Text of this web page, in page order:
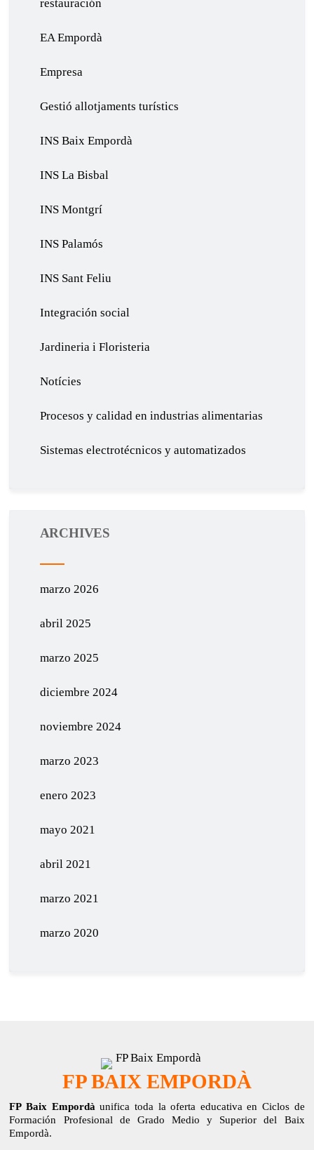
restauración
EA Empordà
Empresa
Gestió allotjaments turístics
INS Baix Empordà
INS La Bisbal
INS Montgrí
INS Palamós
INS Sant Feliu
Integración social
Jardineria i Floristeria
Notícies
Procesos y calidad en industrias alimentarias
Sistemas electrotécnicos y automatizados
ARCHIVES
marzo 2026
abril 2025
marzo 2025
diciembre 2024
noviembre 2024
marzo 2023
enero 2023
mayo 2021
abril 2021
marzo 2021
marzo 2020
FP BAIX EMPORDÀ
FP Baix Empordàunifica toda la oferta educativa en Ciclos de
Formación Profesional de Grado Medio y Superior del Baix
Empordà.